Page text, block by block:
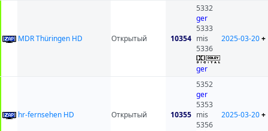
MDR Thüringen HD Открытый 10354
5332
ger
5333
mis
5336
ger
2025-03-20+
hr-fernsehen HD Открытый 10355
5352
ger
5353
mis
5356
2025-03-20+